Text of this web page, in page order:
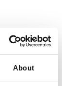
About
röda
plats –